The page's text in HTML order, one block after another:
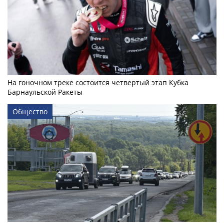
На гоночном треке состоится четвертый этап Кубка
Барнаульской Ракеты
Общество